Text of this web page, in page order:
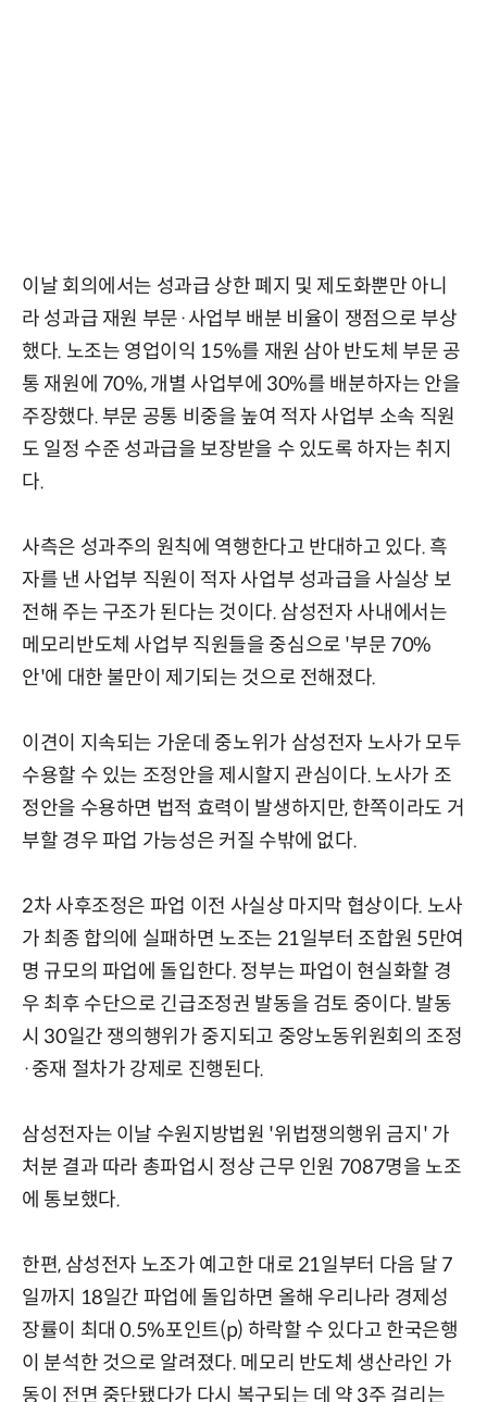
이날 회의에서는 성과급 상한 폐지 및 제도화뿐만 아니
라 성과급 재원 부문·사업부 배분 비율이 쟁점으로 부상
했다. 노조는 영업이익 15%를 재원 삼아 반도체 부문 공
통 재원에 70%, 개별 사업부에 30%를 배분하자는 안을
주장했다. 부문 공통 비중을 높여 적자 사업부 소속 직원
도 일정 수준 성과급을 보장받을 수 있도록 하자는 취지
다.
사측은 성과주의 원칙에 역행한다고 반대하고 있다. 흑
자를 낸 사업부 직원이 적자 사업부 성과급을 사실상 보
전해 주는 구조가 된다는 것이다. 삼성전자 사내에서는
메모리반도체 사업부 직원들을 중심으로 '부문 70%
안'에 대한 불만이 제기되는 것으로 전해졌다.
이견이 지속되는 가운데 중노위가 삼성전자 노사가 모두
수용할 수 있는 조정안을 제시할지 관심이다. 노사가 조
정안을 수용하면 법적 효력이 발생하지만, 한쪽이라도 거
부할 경우 파업 가능성은 커질 수밖에 없다.
2차 사후조정은 파업 이전 사실상 마지막 협상이다. 노사
가 최종 합의에 실패하면 노조는 21일부터 조합원 5만여
명 규모의 파업에 돌입한다. 정부는 파업이 현실화할 경
우 최후 수단으로 긴급조정권 발동을 검토 중이다. 발동
시 30일간 쟁의행위가 중지되고 중앙노동위원회의 조정
·중재 절차가 강제로 진행된다.
삼성전자는 이날 수원지방법원 '위법쟁의행위 금지' 가
처분 결과 따라 총파업시 정상 근무 인원 7087명을 노조
에 통보했다.
한편, 삼성전자 노조가 예고한 대로 21일부터 다음 달 7
일까지 18일간 파업에 돌입하면 올해 우리나라 경제성
장률이 최대 0.5%포인트(p) 하락할 수 있다고 한국은행
이 분석한 것으로 알려졌다. 메모리 반도체 생산라인 가
동이 전면 중단됐다가 다시 복구되는 데 약 3주 걸리는